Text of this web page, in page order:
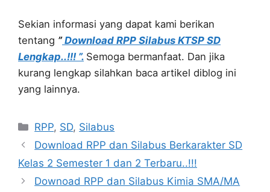
Sekian informasi yang dapat kami berikan
tentang ” Download RPP Silabus KTSP SD
Lengkap..!!! ”. Semoga bermanfaat. Dan jika
kurang lengkap silahkan baca artikel diblog ini
yang lainnya.
Kategori
RPP, SD, Silabus
Download RPP dan Silabus Berkarakter SD
Kelas 2 Semester 1 dan 2 Terbaru..!!!
Downoad RPP dan Silabus Kimia SMA/MA